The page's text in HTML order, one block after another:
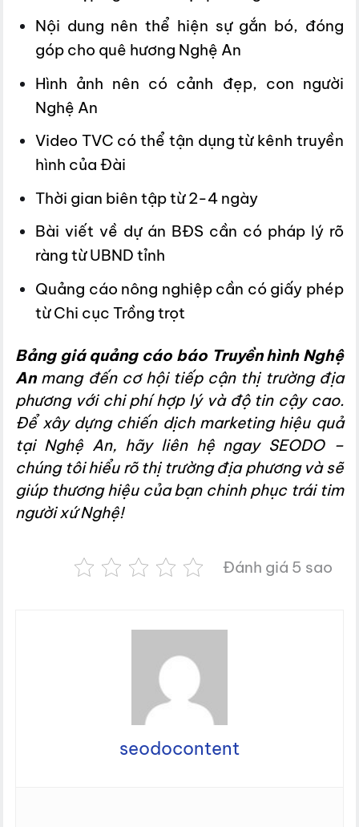
Nội dung nên thể hiện sự gắn bó, đóng
góp cho quê hương Nghệ An
Hình ảnh nên có cảnh đẹp, con người
Nghệ An
Video TVC có thể tận dụng từ kênh truyền
hình của Đài
Thời gian biên tập từ 2-4 ngày
Bài viết về dự án BĐS cần có pháp lý rõ
ràng từ UBND tỉnh
Quảng cáo nông nghiệp cần có giấy phép
từ Chi cục Trồng trọt
Bảng giá quảng cáo báo Truyền hình Nghệ
Anmang đến cơ hội tiếp cận thị trường địa
phương với chi phí hợp lý và độ tin cậy cao.
Để xây dựng chiến dịch marketing hiệu quả
tại Nghệ An, hãy liên hệ ngay SEODO –
chúng tôi hiểu rõ thị trường địa phương và sẽ
giúp thương hiệu của bạn chinh phục trái tim
người xứ Nghệ!
Đánh giá 5 sao
seodocontent